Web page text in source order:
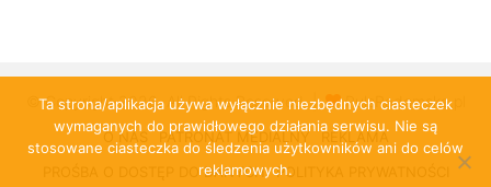
© Copyright 2026, All Rights Reserved | PulsRadomska.pl
O NAS PATRONAT MEDIALNY
REKLAMA
PROŚBA O DOSTĘP DO DANYCH
POLITYKA PRYWATNOŚCI
Ta strona/aplikacja używa wyłącznie niezbędnych ciasteczek
wymaganych do prawidłowego działania serwisu. Nie są
stosowane ciasteczka do śledzenia użytkowników ani do celów
reklamowych.